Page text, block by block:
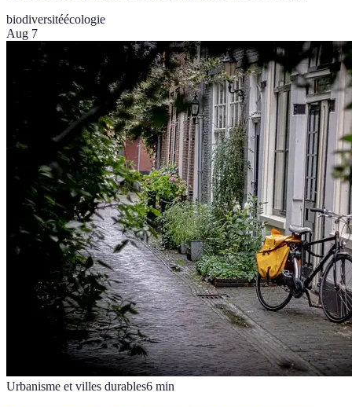
biodiversitéécologie
Aug 7
Urbanisme et villes durables6 min